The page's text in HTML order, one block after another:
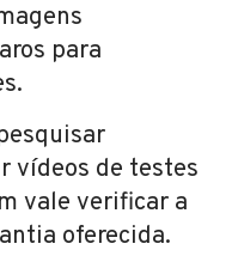
para
vídeos de testes
vale verificar a
oferecida.